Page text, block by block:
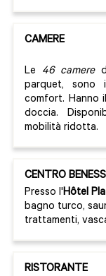
CAMERE
Le 46 camere
parquet, sono
comfort. Hanno
doccia.
mobilità ridotta.
CENTRO
Presso l'Hôtel
bagno turco,
trattamenti,
RISTORANTE